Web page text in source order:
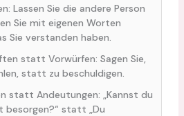
Lassen Sie die andere Person
Sie mit eigenen Worten
Sie verstanden haben.
statt Vorwürfen: Sagen Sie,
statt zu beschuldigen.
statt Andeutungen: „Kannst du
besorgen?“ statt „Du